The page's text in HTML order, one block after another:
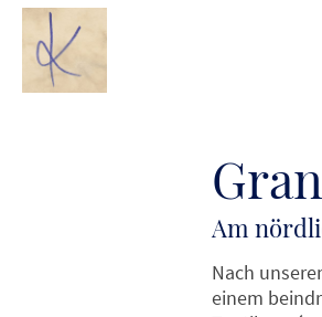
Am
Nach
einem